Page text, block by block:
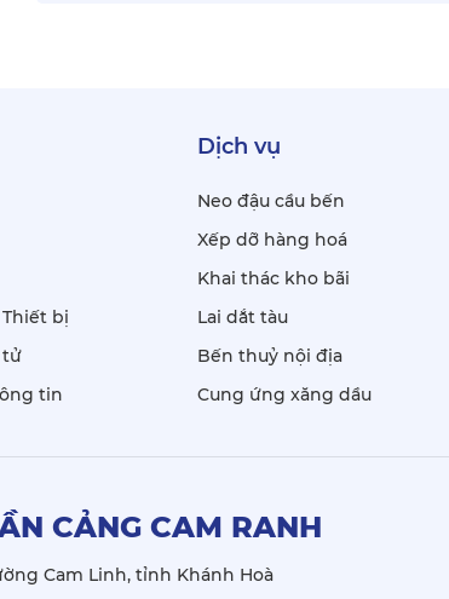
bị
tử
tin
Dịch vụ
Neo đậu cầu bến
Xếp dỡ hàng hoá
Khai thác kho bãi
Lai dắt tàu
Bến thuỷ nội địa
Cung ứng xăng dầu
CẢNG CAM RANH
Cam Linh, tỉnh Khánh Hoà